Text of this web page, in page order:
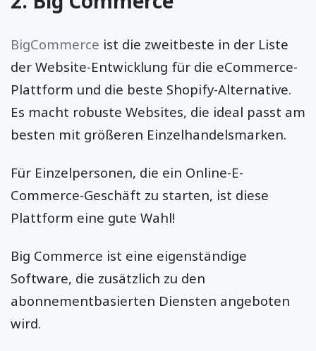
BigCommerce ist die zweitbeste in der Liste
der Website-Entwicklung für die eCommerce-
Plattform und die beste Shopify-Alternative.
Es macht robuste Websites, die ideal passt am
besten mit größeren Einzelhandelsmarken.
Für Einzelpersonen, die ein Online-E-
Commerce-Geschäft zu starten, ist diese
Plattform eine gute Wahl!
Big Commerce ist eine eigenständige
Software, die zusätzlich zu den
abonnementbasierten Diensten angeboten
wird.